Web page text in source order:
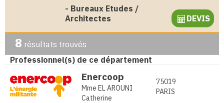
- Bureaux Etudes /
Architectes
DEVIS
8 résultats trouvés
Professionnel(s) de ce département
Enercoop
Mme EL AROUNI
Catherine
75019
PARIS